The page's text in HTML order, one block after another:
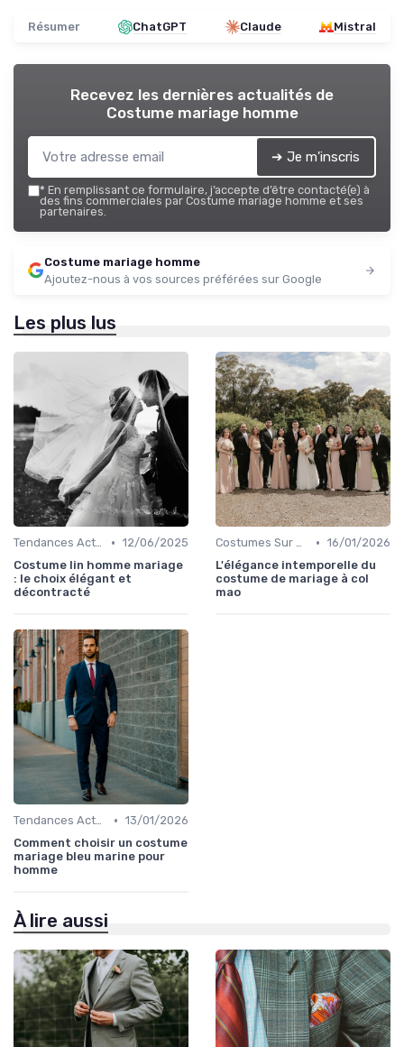
Résumer ChatGPT Claude Mistral
Recevez les dernières actualités de
Costume mariage homme
➔ Je m'inscris
* En remplissant ce formulaire, j’accepte d’être contacté(e) à
des fins commerciales par Costume mariage homme et ses
partenaires.
Costume mariage homme
Ajoutez-nous à vos sources préférées sur Google
Les plus lus
Tendances Actuelles • 12/06/2025
Costume lin homme mariage
: le choix élégant et
décontracté
Costumes Sur Mesure • 16/01/2026
L'élégance intemporelle du
costume de mariage à col
mao
Tendances Actuelles • 13/01/2026
Comment choisir un costume
mariage bleu marine pour
homme
À lire aussi